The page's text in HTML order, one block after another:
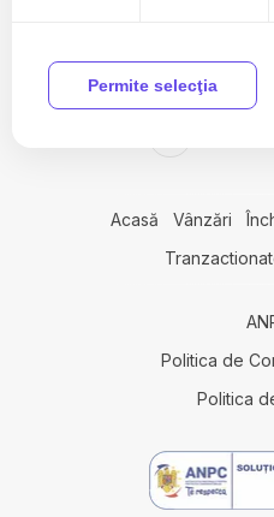
Apartamente de vanzare in Salicea
Apartamente de vanzare in Cluj-
Apartamente de vanzare in Cluj-
Apartamente de vanzare in Cluj-
Apartamente de vanzare in Cluj-
Case de vanzare in Cluj-Napoca
Case de vanzare in Salicea
Case de vanzare in Pietroasa
Case de vanzare in Cluj-Napoca
Acasă Vânzări
Politica de
Politica
Permite selecţia